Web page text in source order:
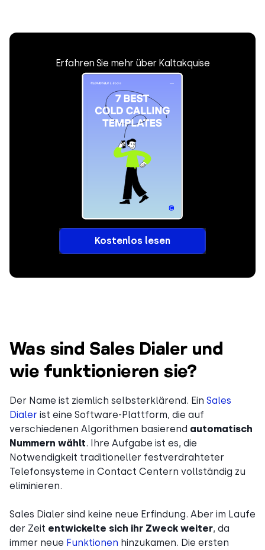
Erfahren Sie mehr über Kaltakquise
Kostenlos lesen
Was sind Sales Dialer und
wie funktionieren sie?
Der Name ist ziemlich selbsterklärend. Ein Sales
Dialer ist eine Software-Plattform, die auf
verschiedenen Algorithmen basierend automatisch
Nummern wählt. Ihre Aufgabe ist es, die
Notwendigkeit traditioneller festverdrahteter
Telefonsysteme in Contact Centern vollständig zu
eliminieren.
Sales Dialer sind keine neue Erfindung. Aber im Laufe
der Zeit entwickelte sich ihr Zweck weiter, da
immer neue Funktionen hinzukamen. Die ersten